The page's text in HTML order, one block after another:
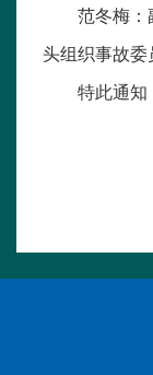
范冬梅：
头组织事故委
特此通知